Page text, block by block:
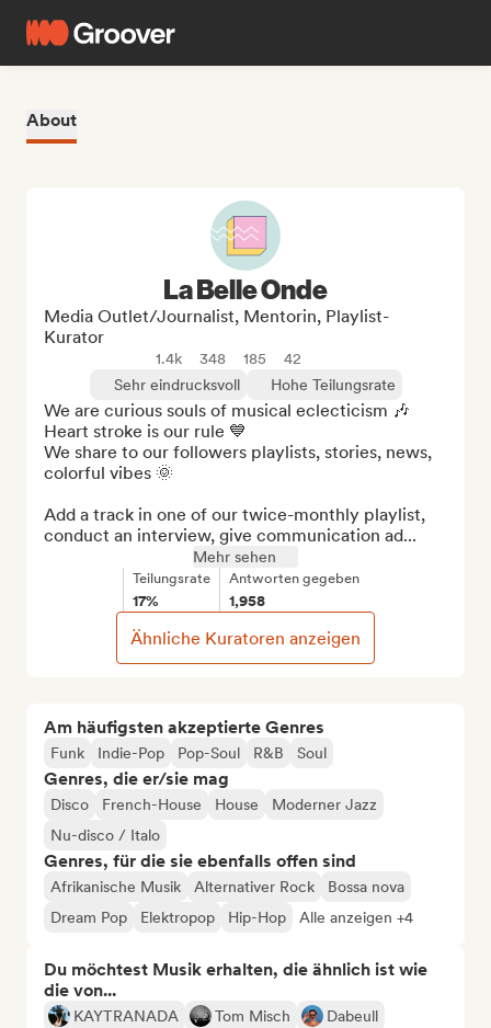
About
Am häufigsten akzeptierte Genres
Funk Indie-Pop Pop-Soul R&B Soul
Genres, die er/sie mag
Disco French-House House
Moderner Jazz
Nu-disco / Italo
Genres, für die sie ebenfalls offen sind
Afrikanische Musik Alternativer Rock
Bossa nova
Dream Pop
Elektropop Hip-Hop Alle anzeigen +4
Du möchtest Musik erhalten, die ähnlich ist wie
die von...
KAYTRANADA Tom Misch
Dabeull
La Belle Onde
Media Outlet/Journalist, Mentorin, Playlist-
Kurator
1.4k 348 185
42
Sehr eindrucksvoll
Hohe Teilungsrate
We are curious souls of musical eclecticism 🎶
Heart stroke is our rule 💙
We share to our followers playlists, stories, news,
colorful vibes 🌞
Add a track in one of our twice-monthly playlist,
conduct an interview, give communication ad...
Mehr sehen
Teilungsrate
17%
Antworten gegeben
1,958
Ähnliche Kuratoren anzeigen